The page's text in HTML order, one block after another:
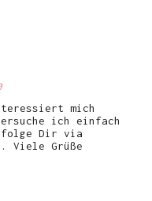
mich
ich einfach
folge Dir via
Viele Grüße